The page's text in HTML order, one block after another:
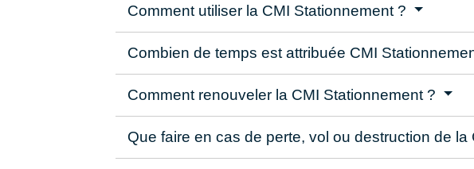
Comment utiliser la CMI Stationnement ?
Combien de temps est attribuée CMI
Comment renouveler la CMI Stationnement ?
Que faire en cas de perte, vol ou destruction de la